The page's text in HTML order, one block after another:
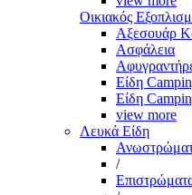
Οικιακός
Αξεσουάρ
Ασφάλεια
Είδη
Είδη
view more
Λευκά Είδη
/